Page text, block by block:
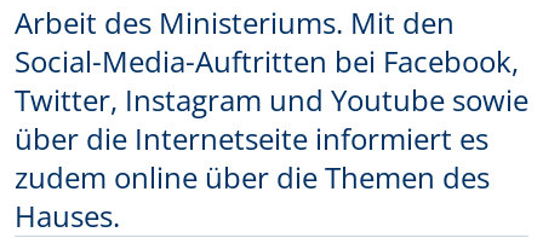
Arbeit des Ministeriums. Mit den
Social-Media-Auftritten bei Facebook,
Twitter, Instagram und Youtube sowie
über die Internetseite informiert es
zudem online über die Themen des
Hauses.